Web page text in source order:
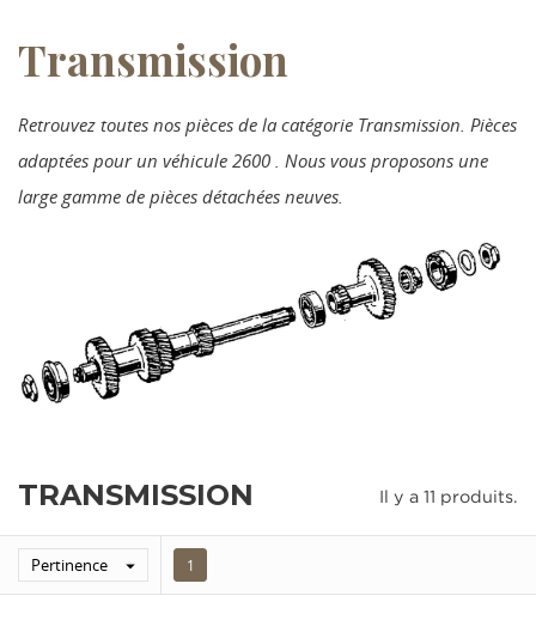
Transmission
Retrouvez toutes nos pièces de la catégorie Transmission. Pièces
adaptées pour un véhicule 2600 . Nous vous proposons une
large gamme de pièces détachées neuves.
TRANSMISSION Il y a 11 produits.
Pertinence  1